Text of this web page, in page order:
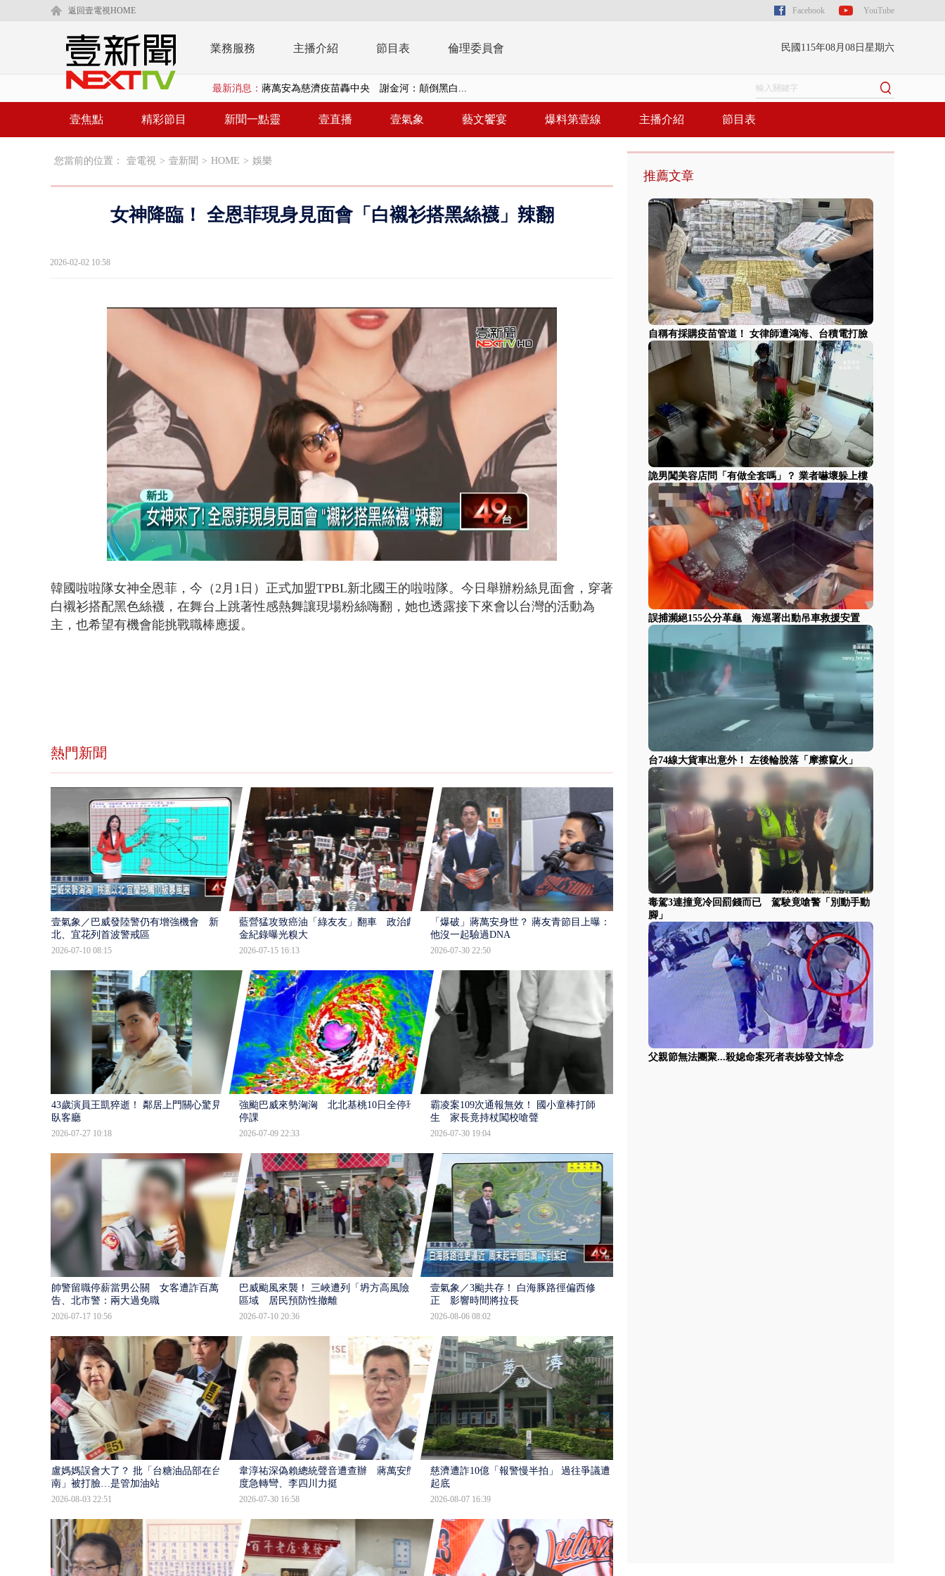
返回壹電視HOME Facebook YouTube
業務服務 主播介紹 節目表 倫理委員會 民國115年08月08日星期六
最新消息： 蔣萬安為慈濟疫苗轟中央 謝金河：顛倒黑白...
柯文哲腳傷復原神速 拄拐杖後竟能蹦蹦跳跳
又毒駕！ 男子撞車拒檢「油門一催」警察狂...
漢光演習第4天 海軍近岸防禦演練 賴總統...
壹焦點 精彩節目 新聞一點靈 壹直播 壹氣象 藝文饗宴 爆料第壹線 主播介紹 節目表
您當前的位置： 壹電視 > 壹新聞 > HOME > 娛樂
女神降臨！ 全恩菲現身見面會「白襯衫搭黑絲襪」辣翻
2026-02-02 10:58
Unmute
37.30%
韓國啦啦隊女神全恩菲，今（2月1日）正式加盟TPBL新北國王的啦啦隊。今日舉辦粉絲見面會，穿著
白襯衫搭配黑色絲襪，在舞台上跳著性感熱舞讓現場粉絲嗨翻，她也透露接下來會以台灣的活動為
主，也希望有機會能挑戰職棒應援。
熱門新聞
壹氣象／巴威發陸警仍有增強機會 新
北、宜花列首波警戒區
2026-07-10 08:15
藍營猛攻致癌油「綠友友」翻車 政治獻
金紀錄曝光糗大
2026-07-15 16:13
「爆破」蔣萬安身世？ 蔣友青節目上曝：
他沒一起驗過DNA
2026-07-30 22:50
43歲演員王凱猝逝！ 鄰居上門關心驚見倒
臥客廳
2026-07-27 10:18
強颱巴威來勢洶洶 北北基桃10日全停班
停課
2026-07-09 22:33
霸凌案109次通報無效！ 國小童棒打師
生 家長竟持杖闖校嗆聲
2026-07-30 19:04
帥警留職停薪當男公關 女客遭詐百萬提
告、北市警：兩大過免職
2026-07-17 10:56
巴威颱風來襲！ 三峽遭列「坍方高風險」
區域 居民預防性撤離
2026-07-10 20:36
壹氣象／3颱共存！ 白海豚路徑偏西修
正 影響時間將拉長
2026-08-06 08:02
盧媽媽誤會大了？ 批「台糖油品部在台
南」被打臉…是管加油站
2026-08-03 22:51
韋淳祐深偽賴總統聲音遭查辦 蔣萬安態
度急轉彎、李四川力挺
2026-07-30 16:58
慈濟遭詐10億「報警慢半拍」 過往爭議遭
起底
2026-08-07 16:39
推薦文章
自稱有採購疫苗管道！ 女律師遭鴻海、台積電打臉
詭男闖美容店問「有做全套嗎」？ 業者嚇壞躲上樓
誤捕瀕絕155公分革龜 海巡署出動吊車救援安置
台74線大貨車出意外！ 左後輪脫落「摩擦竄火」
毒駕3連撞竟冷回罰錢而已 駕駛竟嗆警「別動手動
腳」
父親節無法團聚...殺媳命案死者表姊發文悼念